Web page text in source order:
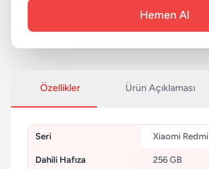
Hemen Al
Özellikler Ürün Açıklaması
Seri Xiaomi Redmi
Dahili Hafıza 256 GB